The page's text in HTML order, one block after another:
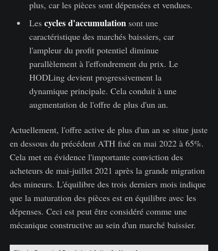
plus, car les pièces sont dépensées et vendues.
Les cycles d'accumulationsont une
caractéristique des marchés baissiers, car
l'ampleur du profit potentiel diminue
parallèlement à l'effondrement du prix. Le
HODLing devient progressivement la
dynamique principale. Cela conduit à une
augmentation de l'offre de plus d'un an.
Actuellement, l'offre active de plus d'un an se situe juste
en dessous du précédent ATH fixé en mai 2022 à 65%.
Cela met en évidence l'importante conviction des
acheteurs de mai-juillet 2021 après la grande migration
des mineurs. L'équilibre des trois derniers mois indique
que la maturation des pièces est en équilibre avec les
dépenses. Ceci est peut être considéré comme une
mécanique constructive au sein d'un marché baissier.